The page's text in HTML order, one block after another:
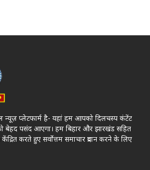
न्यूज़ प्लेटफार्म है- यहां हम आपको दिलचस्प कंटेंट
बेहद पसंद आएगा। हम बिहार और झारखंड सहित
केंद्रित करते हुए सर्वोत्तम समाचार प्रदान करने के लिए